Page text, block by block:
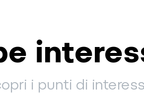
i punti di